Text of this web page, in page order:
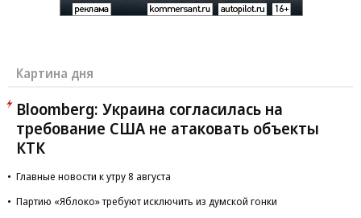
Картина дня
Bloomberg: Украина согласилась на
требование США не атаковать объекты
КТК
Главные новости к утру 8 августа
Партию «Яблоко» требуют исключить из думской гонки